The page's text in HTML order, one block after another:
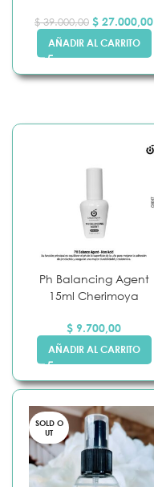
$39.000,00 $ 27.000,00
AÑADIR AL CARRITO
Ph Balancing Agent
15ml Cherimoya
$ 9.700,00
AÑADIR AL CARRITO
SOLD O
UT